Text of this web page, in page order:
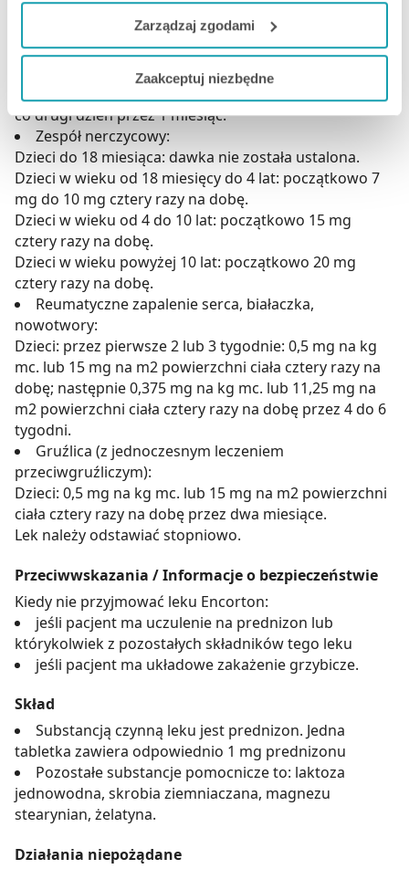
do naszych Partnerów marketingowych i analitycznych.
Jeżeli chcesz dostosować swoją zgodę i wybrać tylko
niektóre dodatkowe funkcje, z którymi wiąże się
zbieranie danych o Twojej aktywności dokonaj
preferowanych przez Ciebie wyborów i kliknij „
zgodami
”.
Możesz również kliknąć „ Zaakceptuj niezbędne
będzie oznaczało, że nie wyrażasz zgody na
pozyskiwanie od Ciebie danych, które nie są niezbędne
dla funkcjonowania Strony. Będzie się to jednak wiązało
z brakiem dostępu do wszystkich funkcjonalności
Strony.
Zarządzaj zgodami
Zaakceptuj niezbędne
Dzieci: zazwyczaj stosowane dawki u dzieci: 2 mg na
kg mc. na dobę w dawkach podzielonych co 6 lub co 8
godzin lub w dawce jednorazowej.
Stwardnienie rozsiane w okresach zaostrzenia
Dorośli: 200 mg na dobę przez 7 dni, następnie 80 mg
co drugi dzień przez 1 miesiąc.
Zespół nerczycowy:
Dzieci do 18 miesiąca: dawka nie została ustalona.
Dzieci w wieku od 18 miesięcy do 4 lat: początkowo 7
mg do 10 mg cztery razy na dobę.
Dzieci w wieku od 4 do 10 lat: początkowo 15 mg
cztery razy na dobę.
Dzieci w wieku powyżej 10 lat: początkowo 20 mg
cztery razy na dobę.
Reumatyczne zapalenie serca, białaczka,
nowotwory:
Dzieci: przez pierwsze 2 lub 3 tygodnie: 0,5 mg na kg
mc. lub 15 mg na m2 powierzchni ciała cztery razy na
dobę; następnie 0,375 mg na kg mc. lub 11,25 mg na
m2 powierzchni ciała cztery razy na dobę przez 4 do 6
tygodni.
Gruźlica (z jednoczesnym leczeniem
przeciwgruźliczym):
Dzieci: 0,5 mg na kg mc. lub 15 mg na m2 powierzchni
ciała cztery razy na dobę przez dwa miesiące.
Lek należy odstawiać stopniowo.
Przeciwwskazania / Informacje o bezpieczeństwie
Kiedy nie przyjmować leku Encorton:
jeśli pacjent ma uczulenie na prednizon lub
którykolwiek z pozostałych składników tego leku
jeśli pacjent ma układowe zakażenie grzybicze.
Skład
Substancją czynną leku jest prednizon. Jedna
tabletka zawiera odpowiednio 1 mg prednizonu
Pozostałe substancje pomocnicze to: laktoza
jednowodna, skrobia ziemniaczana, magnezu
stearynian, żelatyna.
Działania niepożądane